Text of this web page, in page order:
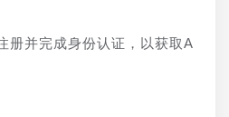
册并完成身份认证，以获取A